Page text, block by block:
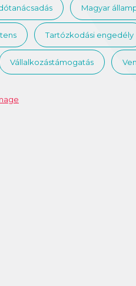
Magyar
Tartózkodási engedély
Vállalkozástámogatás